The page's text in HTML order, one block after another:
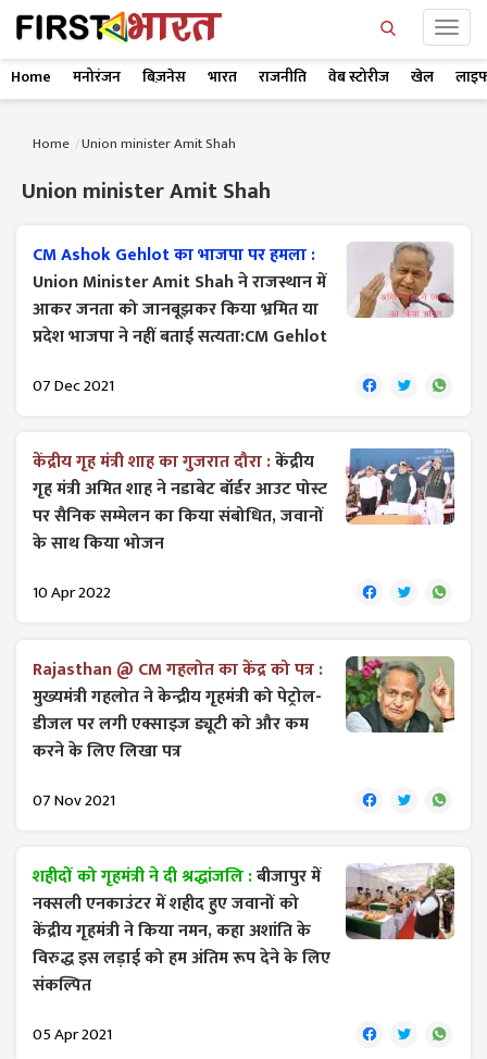
Home मनोरंजन बिज़नेस भारत राजनीति वेब स्टोरीज खेल
Home Union minister Amit Shah
Union minister Amit Shah
CM Ashok Gehlot का भाजपा पर हमला :
Union Minister Amit Shah ने राजस्थान में
आकर जनता को जानबूझकर किया भ्रमित या
प्रदेश भाजपा ने नहीं बताई सत्यता:CM Gehlot
07 Dec 2021
केंद्रीय गृह मंत्री शाह का गुजरात दौरा :केंद्रीय
गृह मंत्री अमित शाह ने नडाबेट बॉर्डर आउट पोस्ट
पर सैनिक सम्मेलन का किया संबोधित, जवानों
के साथ किया भोजन
10 Apr 2022
Rajasthan @ CM गहलोत का केंद्र को पत्र :
मुख्यमंत्री गहलोत ने केन्द्रीय गृहमंत्री को पेट्रोल-
डीजल पर लगी एक्साइज ड्यूटी को और कम
करने के लिए लिखा पत्र
07 Nov 2021
शहीदों को गृहमंत्री ने दी श्रद्धांजलि :बीजापुर में
नक्सली एनकाउंटर में शहीद हुए जवानों को
केंद्रीय गृहमंत्री ने किया नमन, कहा अशांति के
विरुद्ध इस लड़ाई को हम अंतिम रूप देने के लिए
संकल्पित
05 Apr 2021